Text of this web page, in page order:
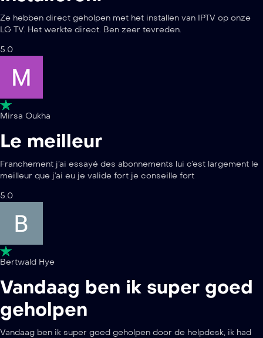
Ze hebben direct geholpen met het installen van IPTV op onze
LG TV. Het werkte direct. Ben zeer tevreden.
5.0
Mirsa Oukha
Le meilleur
Franchement j’ai essayé des abonnements lui c’est largement le
meilleur que j’ai eu je valide fort je conseille fort
5.0
Bertwald Hye
Vandaag ben ik super goed
geholpen
Vandaag ben ik super goed geholpen door de helpdesk, ik had